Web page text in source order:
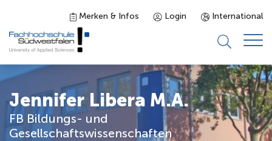
Merken & Infos Login International
Studieninteressierte
Studienangebot
Jennifer Libera M.A.
FB Bildungs- und
Gesellschaftswissenschaften